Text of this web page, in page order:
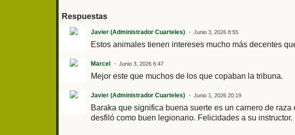
Respuestas
Javier (Administrador Cuarteles) Junio 3, 2026 8:55
Estos animales tienen intereses mucho más decentes
Marcel Junio 3, 2026 6:47
Mejor este que muchos de los que copaban la tribuna.
Javier (Administrador Cuarteles) Junio 1, 2026 20:19
Baraka que significa buena suerte es un carnero de raza
desfiló como buen legionario. Felicidades a su instructor.